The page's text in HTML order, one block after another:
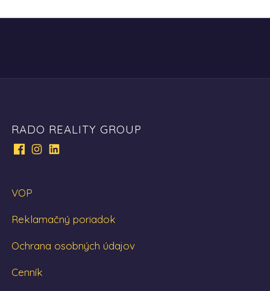
RADO REALITY GROUP
VOP
Reklamačný poriadok
Ochrana osobných údajov
Cenník